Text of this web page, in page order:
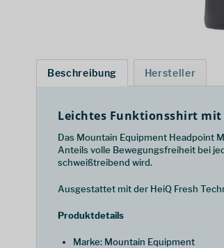
Beschreibung Hersteller
Leichtes Funktionsshirt mit
Das Mountain Equipment Headpoint
Anteils volle Bewegungsfreiheit bei
schweißtreibend wird.
Ausgestattet mit der HeiQ Fresh
Produktdetails
Marke: Mountain Equipment